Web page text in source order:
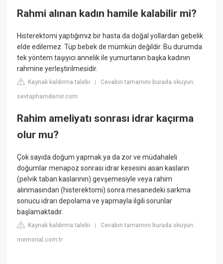
Rahmi alınan kadın hamile kalabilir mi?
Histerektomi yaptığımız bir hasta da doğal yollardan gebelik
elde edilemez. Tüp bebek de mümkün değildir. Bu durumda
tek yöntem taşıyıcı annelik ile yumurtanın başka kadının
rahmine yerleştirilmesidir.
Kaynak kaldırma talebi |Cevabın tamamını burada okuyun:
sevtaphamdemir.com
Rahim ameliyatı sonrası idrar kaçırma
olur mu?
Çok sayıda doğum yapmak ya da zor ve müdahaleli
doğumlar menapoz sonrası idrar kesesini asan kasların
(pelvik taban kaslarının) gevşemesiyle veya rahim
alınmasından (histerektomi) sonra mesanedeki sarkma
sonucu idrarı depolama ve yapmayla ilgili sorunlar
başlamaktadır.
Kaynak kaldırma talebi |Cevabın tamamını burada okuyun:
memorial.com.tr